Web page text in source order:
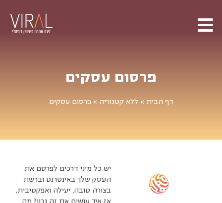
פרסום עסקים
דף הבית »ללא קטגוריה » פרסום עסקים
יש כל מיני דרכים לפרסם את
העסק שלך באינטרנט וברשת
בצורה טובה, יעילה ואפקטיבית.